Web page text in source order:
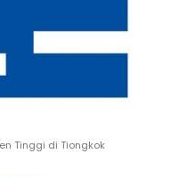
Tinggi di Tiongkok